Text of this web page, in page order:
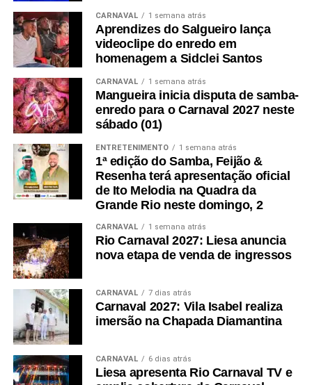
CARNAVAL 1 semana atrás
Aprendizes do Salgueiro lança
videoclipe do enredo em
homenagem a Sidclei Santos
CARNAVAL 1 semana atrás
Mangueira inicia disputa de samba-
enredo para o Carnaval 2027 neste
sábado (01)
ENTRETENIMENTO 1 semana atrás
1ª edição do Samba, Feijão &
Resenha terá apresentação oficial
de Ito Melodia na Quadra da
Grande Rio neste domingo, 2
CARNAVAL 1 semana atrás
Rio Carnaval 2027: Liesa anuncia
nova etapa de venda de ingressos
CARNAVAL 7 dias atrás
Carnaval 2027: Vila Isabel realiza
imersão na Chapada Diamantina
CARNAVAL 6 dias atrás
Liesa apresenta Rio Carnaval TV e